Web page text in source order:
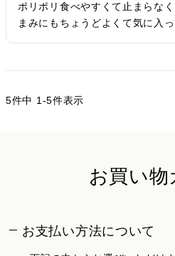
ポリポリ食べやすくて止まらな
まみにもちょうどよくて気に入っ
5件中 1-5件表示
お買い物
お支払い方法について